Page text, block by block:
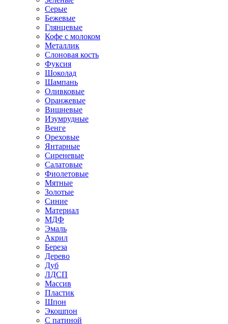
Серые
Бежевые
Глянцевые
Кофе с молоком
Металлик
Слоновая кость
Фуксия
Шоколад
Шампань
Оливковые
Оранжевые
Вишневые
Изумрудные
Венге
Ореховые
Янтарные
Сиреневые
Салатовые
Фиолетовые
Мятные
Золотые
Синие
Материал
МДФ
Эмаль
Акрил
Береза
Дерево
Дуб
ЛДСП
Массив
Пластик
Шпон
Экошпон
С патиной